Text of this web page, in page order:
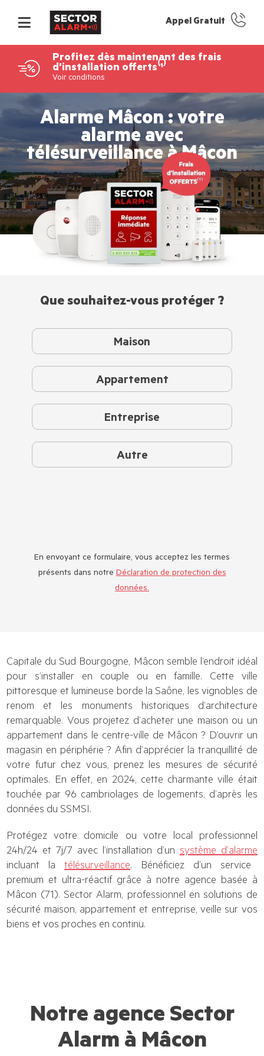
Appel Gratuit
Profitez dès maintenant des frais
d'installation offerts⁽¹⁾
Voir conditions
Alarme Mâcon : votre
alarme avec
télésurveillance à Mâcon
Que souhaitez-vous protéger ?
Maison
Appartement
Entreprise
Autre
En envoyant ce formulaire, vous acceptez les termes
présents dans notreDéclaration de protection des
données.
Capitale du Sud Bourgogne, Mâcon semble l’endroit idéal
pour s’installer en couple ou en famille. Cette ville
pittoresque et lumineuse borde la Saône, les vignobles de
renom et les monuments historiques d’architecture
remarquable. Vous projetez d’acheter une maison ou un
appartement dans le centre-ville de Mâcon ? D’ouvrir un
magasin en périphérie ? Afin d’apprécier la tranquillité de
votre futur chez vous, prenez les mesures de sécurité
optimales. En effet, en 2024, cette charmante ville était
touchée par 96 cambriolages de logements, d’après les
données du SSMSI.
Protégez votre domicile ou votre local professionnel
24h/24 et 7j/7 avec l’installation d’unsystème d’alarme
incluant latélésurveillance. Bénéficiez d’un service
premium et ultra-réactif grâce à notre agence basée à
Mâcon (71). Sector Alarm, professionnel en solutions de
sécurité maison, appartement et entreprise, veille sur vos
biens et vos proches en continu.
Notre agence Sector
Alarm à Mâcon